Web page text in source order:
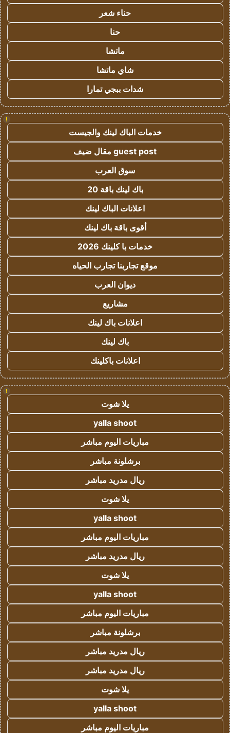
حناء شعر
حنا
ماتشا
شاي ماتشا
شدات ببجي تمارا
!
خدمات الباك لينك والجيست
guest post مقال ضيف
سوق العرب
باك لينك باقة 20
اعلانات الباك لينك
أقوى باقة باك لينك
خدمات با كلينك 2026
موقع تجاربنا تجارب الحياه
ديوان العرب
مشاريع
اعلانات باك لينك
باك لينك
اعلانات باكلينك
!
يلا شوت
yalla shoot
مباريات اليوم مباشر
برشلونة مباشر
ريال مدريد مباشر
يلا شوت
yalla shoot
مباريات اليوم مباشر
ريال مدريد مباشر
يلا شوت
yalla shoot
مباريات اليوم مباشر
برشلونة مباشر
ريال مدريد مباشر
ريال مدريد مباشر
يلا شوت
yalla shoot
مباريات اليوم مباشر